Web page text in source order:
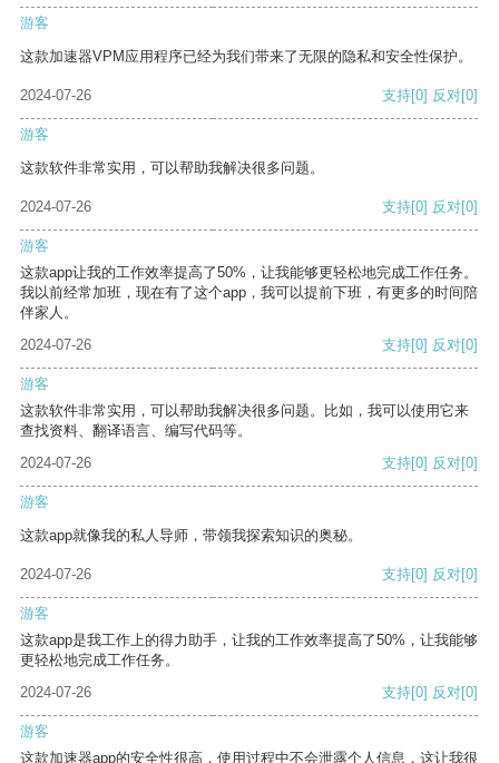
游客
这款加速器VPM应用程序已经为我们带来了无限的隐私和安全性保护。
2024-07-26 支持[0] 反对[0]
游客
这款软件非常实用，可以帮助我解决很多问题。
2024-07-26 支持[0] 反对[0]
游客
这款app让我的工作效率提高了50%，让我能够更轻松地完成工作任务。
我以前经常加班，现在有了这个app，我可以提前下班，有更多的时间陪
伴家人。
2024-07-26
支持[0] 反对[0]
游客
这款软件非常实用，可以帮助我解决很多问题。比如，我可以使用它来
查找资料、翻译语言、编写代码等。
2024-07-26
支持[0] 反对[0]
游客
这款app就像我的私人导师，带领我探索知识的奥秘。
2024-07-26 支持[0] 反对[0]
游客
这款app是我工作上的得力助手，让我的工作效率提高了50%，让我能够
更轻松地完成工作任务。
2024-07-26
支持[0] 反对[0]
游客
这款加速器app的安全性很高，使用过程中不会泄露个人信息，这让我很